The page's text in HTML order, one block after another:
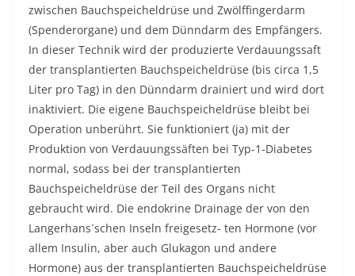
zwischen Bauchspeicheldrüse und Zwölffingerdarm
(Spenderorgane) und dem Dünndarm des Empfängers.
In dieser Technik wird der produzierte Verdauungssaft
der transplantierten Bauchspeicheldrüse (bis circa 1,5
Liter pro Tag) in den Dünndarm drainiert und wird dort
inaktiviert. Die eigene Bauchspeicheldrüse bleibt bei
Operation unberührt. Sie funktioniert (ja) mit der
Produktion von Verdauungssäften bei Typ-1-Diabetes
normal, sodass bei der transplantierten
Bauchspeicheldrüse der Teil des Organs nicht
gebraucht wird. Die endokrine Drainage der von den
Langerhans´schen Inseln freigesetz- ten Hormone (vor
allem Insulin, aber auch Glukagon und andere
Hormone) aus der transplantierten Bauchspeicheldrüse